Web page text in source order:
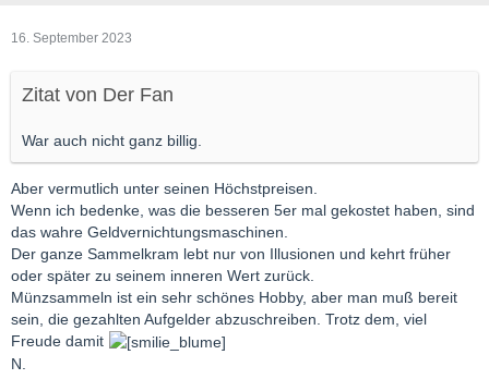
16. September 2023
Zitat von Der Fan
War auch nicht ganz billig.
Aber vermutlich unter seinen Höchstpreisen.
Wenn ich bedenke, was die besseren 5er mal gekostet haben, sind
das wahre Geldvernichtungsmaschinen.
Der ganze Sammelkram lebt nur von Illusionen und kehrt früher
oder später zu seinem inneren Wert zurück.
Münzsammeln ist ein sehr schönes Hobby, aber man muß bereit
sein, die gezahlten Aufgelder abzuschreiben. Trotz dem, viel
Freude damit
N.